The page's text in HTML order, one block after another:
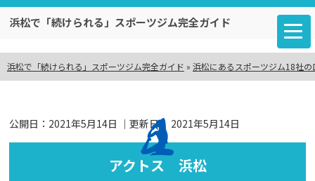
浜松で「続けられる」スポーツジム完全ガイド
浜松で「続けられる」スポーツジム完全ガイド » 浜松にあるスポーツジム18社
公開日： 2021年5月14日 ｜更新日： 2021年5月14日
アクトス 浜松